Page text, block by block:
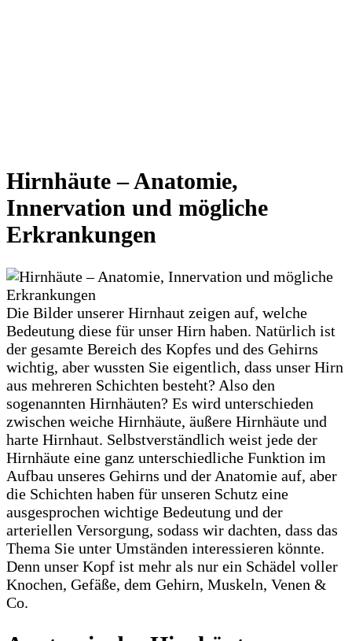
Hirnhäute – Anatomie,
Innervation und mögliche
Erkrankungen
Die Bilder unserer Hirnhaut zeigen auf, welche
Bedeutung diese für unser Hirn haben. Natürlich ist
der gesamte Bereich des Kopfes und des Gehirns
wichtig, aber wussten Sie eigentlich, dass unser Hirn
aus mehreren Schichten besteht? Also den
sogenannten Hirnhäuten? Es wird unterschieden
zwischen weiche Hirnhäute, äußere Hirnhäute und
harte Hirnhaut. Selbstverständlich weist jede der
Hirnhäute eine ganz unterschiedliche Funktion im
Aufbau unseres Gehirns und der Anatomie auf, aber
die Schichten haben für unseren Schutz eine
ausgesprochen wichtige Bedeutung und der
arteriellen Versorgung, sodass wir dachten, dass das
Thema Sie unter Umständen interessieren könnte.
Denn unser Kopf ist mehr als nur ein Schädel voller
Knochen, Gefäße, dem Gehirn, Muskeln, Venen &
Co.